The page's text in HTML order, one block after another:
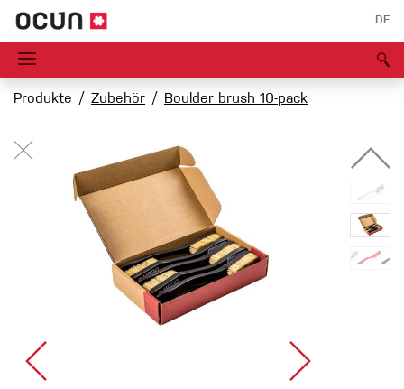
DE
Produkte Zubehör Boulder brush 10-pack